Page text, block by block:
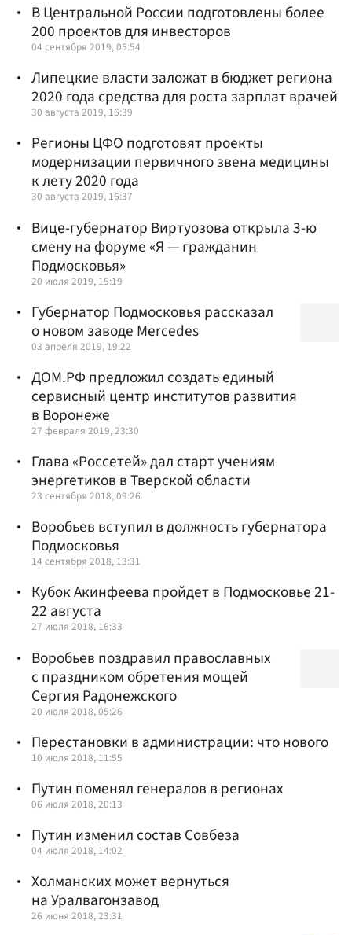
В Центральной России подготовлены более
200 проектов для инвесторов
04 сентября 2019, 05:54
Липецкие власти заложат в бюджет региона
2020 года средства для роста зарплат врачей
30 августа 2019, 16:39
Регионы ЦФО подготовят проекты
модернизации первичного звена медицины
к лету 2020 года
30 августа 2019, 16:37
Вице-губернатор Виртуозова открыла 3-ю
смену на форуме «Я — гражданин
Подмосковья»
20 июля 2019, 15:19
Губернатор Подмосковья рассказал
о новом заводе Mercedes
03 апреля 2019, 19:22
ДОМ.РФ предложил создать единый
сервисный центр институтов развития
в Воронеже
27 февраля 2019, 23:30
Глава «Россетей» дал старт учениям
энергетиков в Тверской области
23 сентября 2018, 09:26
Воробьев вступил в должность губернатора
Подмосковья
14 сентября 2018, 13:31
Кубок Акинфеева пройдет в Подмосковье 21-
22 августа
27 июля 2018, 16:33
Воробьев поздравил православных
с праздником обретения мощей
Сергия Радонежского
20 июля 2018, 05:26
Перестановки в администрации: что нового
10 июля 2018, 11:55
Путин поменял генералов в регионах
06 июля 2018, 20:13
Путин изменил состав Совбеза
04 июля 2018, 14:02
Холманских может вернуться
на Уралвагонзавод
26 июня 2018, 23:31